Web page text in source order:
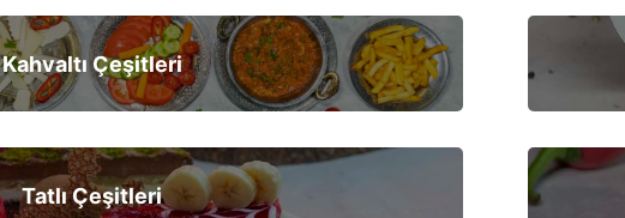
Kahvaltı Çeşitleri
Tatlı Çeşitleri